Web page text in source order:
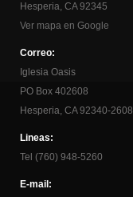
Hesperia, CA 92345
Ver mapa en Google
Correo:
Iglesia Oasis
PO Box 402608
Hesperia, CA 92340-2608
Lineas:
Tel (760) 948-5260
E-mail: